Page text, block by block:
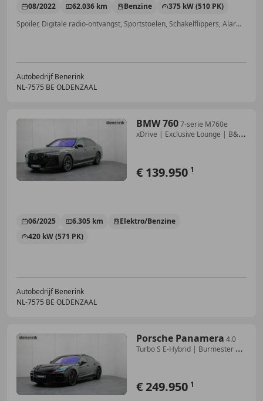
08/2022 62.036 km Benzine
375 kW (510 PK)
Spoiler, Digitale radio-ontvangst, Sportstoelen, Schakelflippers, Alarm, Sfeerverlichting, Android Auto, Navigatiesysteem
Autobedrijf Benerink
NL-7575 BE OLDENZAAL
BMW 7607-serie M760e
xDrive | Exclusive Lounge | B&W
€ 139.950 1
06/2025 6.305 km
Elektro/Benzine
420 kW (571 PK)
Autobedrijf Benerink
NL-7575 BE OLDENZAAL
Porsche Panamera 4.0
Turbo S E-Hybrid | Burmester 3D
€ 249.950 1